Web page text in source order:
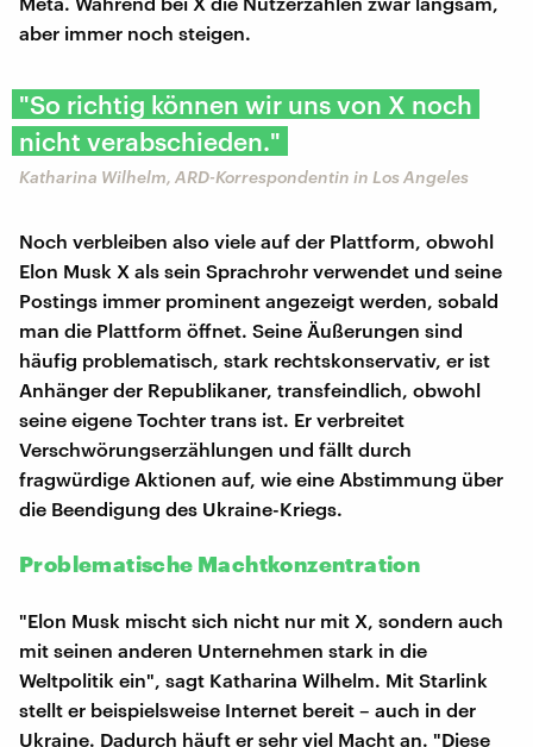
aber immer noch steigen.
"So richtig können wir uns von X noch
nicht verabschieden."
Katharina Wilhelm, ARD-Korrespondentin in Los Angeles
Noch verbleiben also viele auf der Plattform, obwohl
Elon Musk X als sein Sprachrohr verwendet und seine
Postings immer prominent angezeigt werden, sobald
man die Plattform öffnet. Seine Äußerungen sind
häufig problematisch, stark rechtskonservativ, er ist
Anhänger der Republikaner, transfeindlich, obwohl
seine eigene Tochter trans ist. Er verbreitet
Verschwörungserzählungen und fällt durch
fragwürdige Aktionen auf, wie eine Abstimmung über
die Beendigung des Ukraine-Kriegs.
Problematische Machtkonzentration
"Elon Musk mischt sich nicht nur mit X, sondern auch
mit seinen anderen Unternehmen stark in die
Weltpolitik ein", sagt Katharina Wilhelm. Mit Starlink
stellt er beispielsweise Internet bereit – auch in der
Ukraine. Dadurch häuft er sehr viel Macht an. "Diese